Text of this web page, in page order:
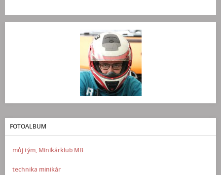
FOTOALBUM
můj tým, Minikárklub MB
technika minikár